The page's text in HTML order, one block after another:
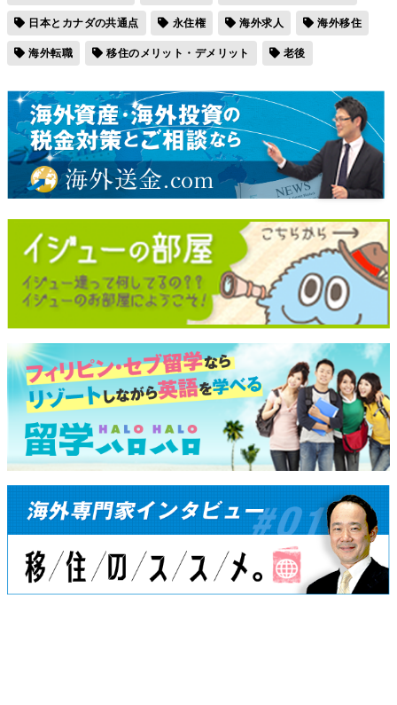
日本とカナダの共通点
永住権 海外求人
海外移住
海外転職
移住のメリット・デメリット 老後